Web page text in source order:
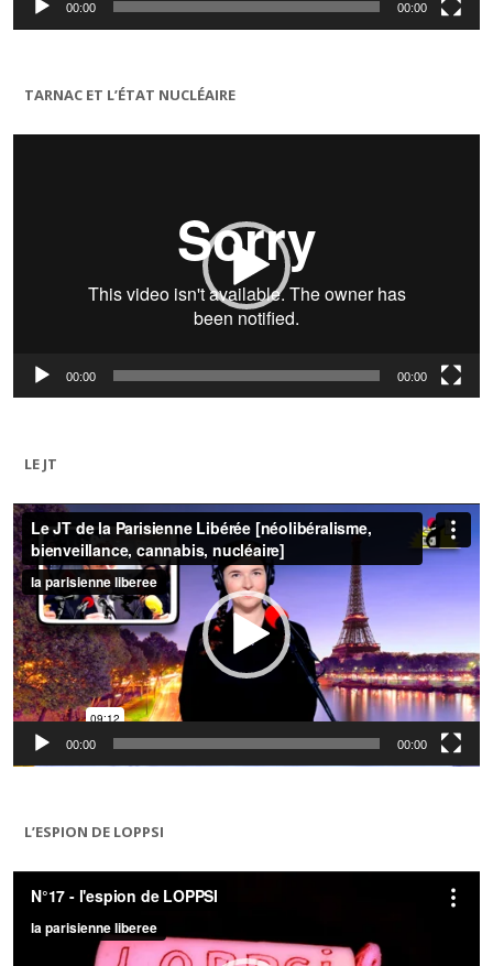
00:00 00:00
TARNAC ET L’ÉTAT NUCLÉAIRE
Lecteur
00:00 00:00
LE JT
Lecteur
vidéo
00:00 00:00
L’ESPION DE LOPPSI
Lecteur
vidéo